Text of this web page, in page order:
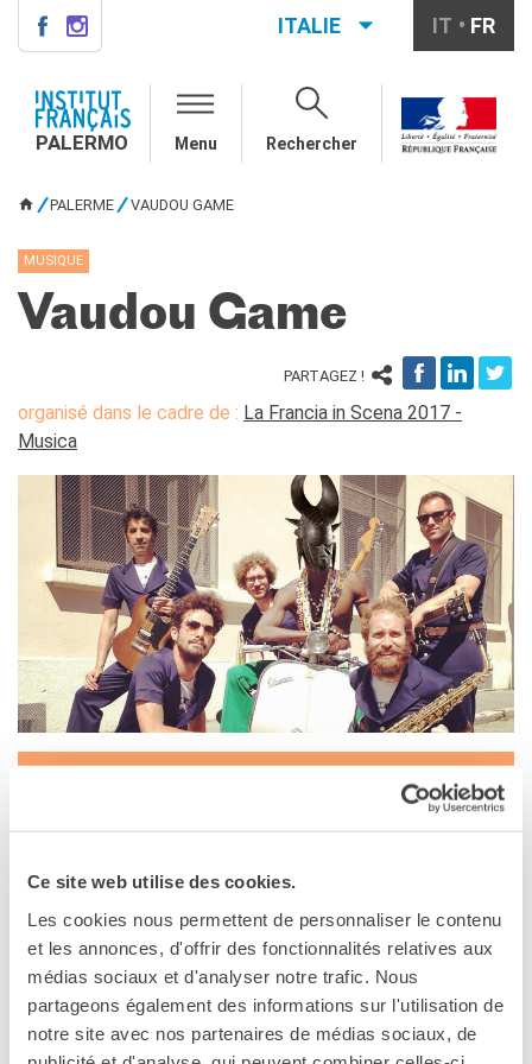
Ce site web utilise des cookies.
Les cookies nous permettent de personnaliser le contenu
et les annonces, d'offrir des fonctionnalités relatives aux
médias sociaux et d'analyser notre trafic. Nous
partageons également des informations sur l'utilisation de
notre site avec nos partenaires de médias sociaux, de
QUI SOMMES-NOUS ?
Notre équipe
Cours à la carte
Cours de préparation DELF-
Cours pour écoles
DELF-DALF
Autres tests
MÉDIATHÈQUE
Culturethèque
PARCOURS EN FRANÇAIS
Activités pour la classe
Atelier
Certifications
Formations pour les
Coopération universitaire
Étudier en France
Soggiorni linguistici in
Francia
KULTUR ENSEMBLE
PALERME
Atelier Panormos - La
ITALIE IT FR
PALERMO Menu Rechercher
PALERME VAUDOU GAME
MUSIQUE
Vaudou Game
PARTAGEZ !
organisé dans le cadre de : La Francia in Scena 2017 -
Musica
16 juin 2017, 21:00
Via Paolo Gili, 4
Palermo
Téléphone (+39) 091 21 23 89
Voir la carte
Fulminante mix tra tradizioni voodoo e il suono afro-funk